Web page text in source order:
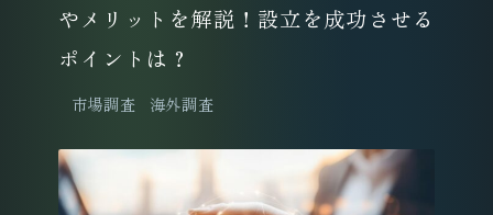
やメリットを解説！設立を成功させる
ポイントは？
市場調査 海外調査